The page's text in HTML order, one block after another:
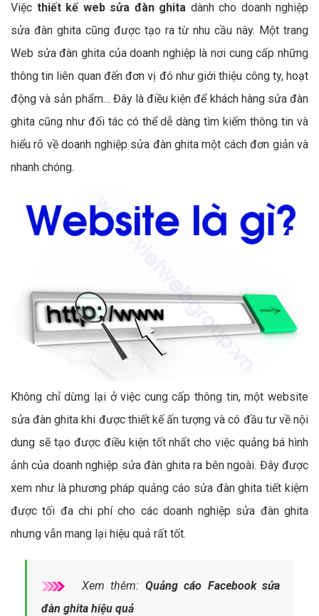
Việc thiết kế web sửa đàn ghita dành cho doanh nghiệp
sửa đàn ghita cũng được tạo ra từ nhu cầu này. Một trang
Web sửa đàn ghita của doanh nghiệp là nơi cung cấp những
thông tin liên quan đến đơn vị đó như giới thiệu công ty, hoạt
động và sản phẩm… Đây là điều kiện để khách hàng sửa đàn
ghita cũng như đối tác có thể dễ dàng tìm kiếm thông tin và
hiểu rõ về doanh nghiệp sửa đàn ghita một cách đơn giản và
nhanh chóng.
Không chỉ dừng lại ở việc cung cấp thông tin, một website
sửa đàn ghita khi được thiết kế ấn tượng và có đầu tư về nội
dung sẽ tạo được điều kiện tốt nhất cho việc quảng bá hình
ảnh của doanh nghiệp sửa đàn ghita ra bên ngoài. Đây được
xem như là phương pháp quảng cáo sửa đàn ghita tiết kiệm
được tối đa chi phí cho các doanh nghiệp sửa đàn ghita
nhưng vẫn mang lại hiệu quả rất tốt.
Xem thêm: Quảng cáo Facebook sửa
đàn ghita hiệu quả